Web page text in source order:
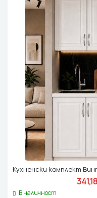
Кухненски комплект
341,18
В наличност